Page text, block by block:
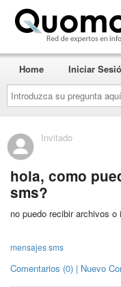
Introduzca
su
pregunta
aquí...
Home Iniciar
Invitado
hola, como
sms?
no puedo recibir archivos
mensajes sms
Comentarios (0) | Nuevo